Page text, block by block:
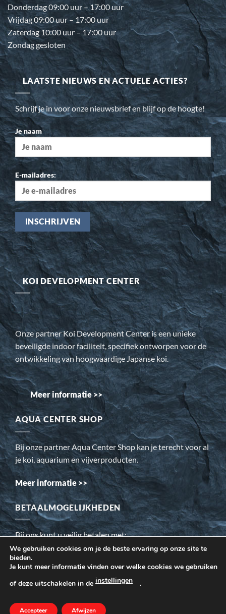
Donderdag 09:00 uur – 17:00 uur
Vrijdag 09:00 uur – 17:00 uur
Zaterdag 10:00 uur – 17:00 uur
Zondag gesloten
LAATSTE NIEUWS EN ACTUELE ACTIES?
Schrijf je in voor onze nieuwsbrief en blijf op de hoogte!
Je naam
E-mailadres:
KOI DEVELOPMENT CENTER
Onze partner Koi Development Center is een unieke
beveiligde indoor faciliteit, specifiek ontworpen voor de
ontwikkeling van hoogwaardige Japanse koi.
Meer informatie >>
AQUA CENTER SHOP
Bij onze partner Aqua Center Shop kan je terecht voor al
je koi, aquarium en vijverproducten.
Meer informatie >>
BETAALMOGELIJKHEDEN
Bij ons kunt u veilig betalen met:
We gebruiken cookies om je de beste ervaring op onze site te
bieden.
Je kunt meer informatie vinden over welke cookies we gebruiken
of deze uitschakelen in de instellingen .
Accepteer Afwijzen
Wij gebruiken cookies om ervoor te zorgen dat onze website
voor de bezoeker beter werkt. Daarnaast gebruiken wij o.a.
cookies voor onze webstatistieken.
MEER INFORMATIE